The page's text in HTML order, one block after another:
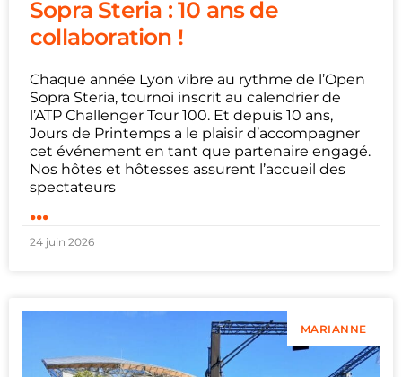
Sopra Steria : 10 ans de
collaboration !
Chaque année Lyon vibre au rythme de l’Open
Sopra Steria, tournoi inscrit au calendrier de
l’ATP Challenger Tour 100. Et depuis 10 ans,
Jours de Printemps a le plaisir d’accompagner
cet événement en tant que partenaire engagé.
Nos hôtes et hôtesses assurent l’accueil des
spectateurs
...
24 juin 2026
MARIANNE